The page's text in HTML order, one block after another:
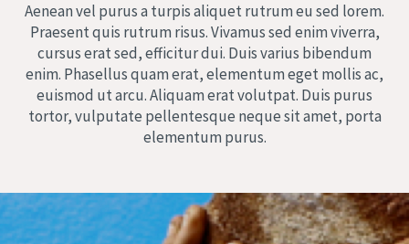
Aenean vel purus a turpis aliquet rutrum eu sed lorem.
Praesent quis rutrum risus. Vivamus sed enim viverra,
cursus erat sed, efficitur dui. Duis varius bibendum
enim. Phasellus quam erat, elementum eget mollis ac,
euismod ut arcu. Aliquam erat volutpat. Duis purus
tortor, vulputate pellentesque neque sit amet, porta
elementum purus.